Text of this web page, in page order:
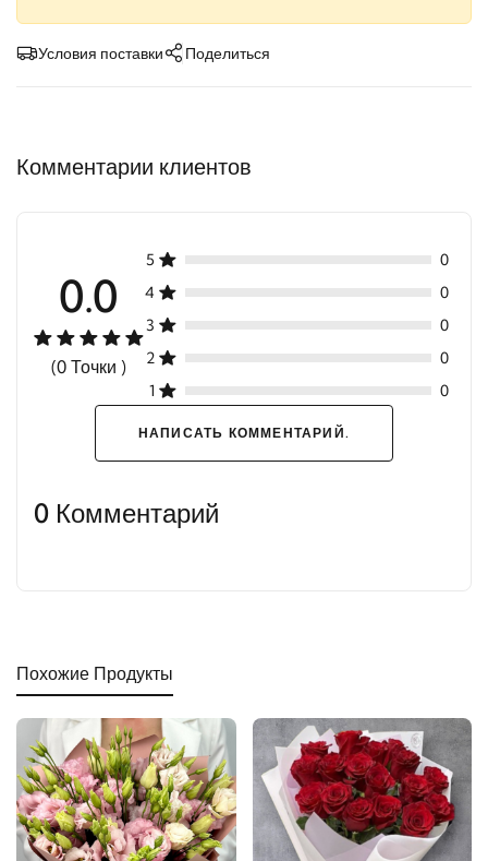
Условия поставки Поделиться
Комментарии клиентов
0.0
(0 Точки )
5
0
4
0
3
0
2
0
1
0
НАПИСАТЬ КОММЕНТАРИЙ.
0 Комментарий
Похожие Продукты